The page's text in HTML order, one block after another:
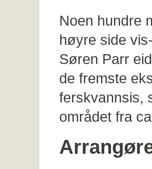
Noen hundre
høyre side
Søren Parr
de fremste
ferskvannsis,
området fra